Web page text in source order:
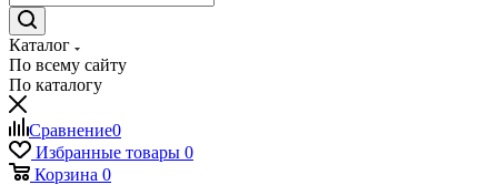
Каталог
По всему сайту
По каталогу
Сравнение0
Избранные товары 0
Корзина 0